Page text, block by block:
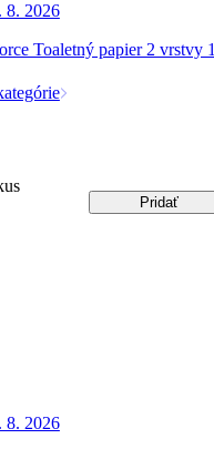
8. 2026
Toaletný papier 2 vrstvy
8. 2026
Pridať